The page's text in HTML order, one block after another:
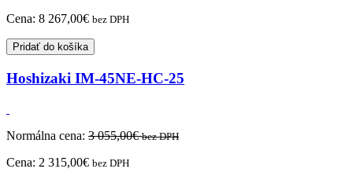
Cena: 8 267,00€ bez DPH
Pridať do košíka
Hoshizaki IM-45NE-HC-25
Normálna cena: 3 055,00€ bez DPH
Cena: 2 315,00€ bez DPH